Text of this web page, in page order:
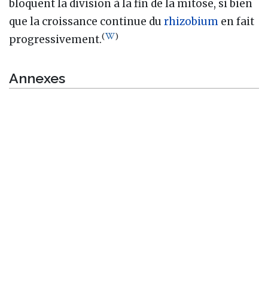
bloquent la division à la fin de la mitose, si bien
que la croissance continue du rhizobium en fait
progressivement.( )
Annexes